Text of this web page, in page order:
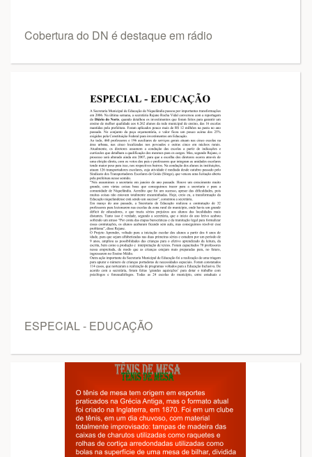
Cobertura do DN é destaque em rádio
ESPECIAL - EDUCAÇÃO